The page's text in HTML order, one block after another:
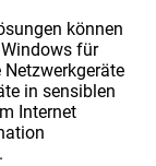
können
für
Netzwerkgeräte
in sensiblen
Internet